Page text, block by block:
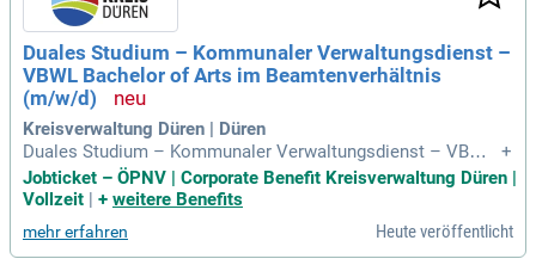
Duales Studium – Kommunaler Verwaltungsdienst –
VBWL Bachelor of Arts im Beamtenverhältnis
(m/w/d)
Kreisverwaltung Düren | Düren
Duales Studium – Kommunaler Verwaltungsdienst – VBWL
Bachelor of Arts im Beamtenverhältnis (m/w/d) für die Kreis
verwaltung Düren 2027: Über uns: Der Kreis Düren steht vor
+
Jobticket – ÖPNV | Corporate Benefit Kreisverwaltung Düren |
Vollzeit | + weitere Benefits
mehr erfahren Heute veröffentlicht